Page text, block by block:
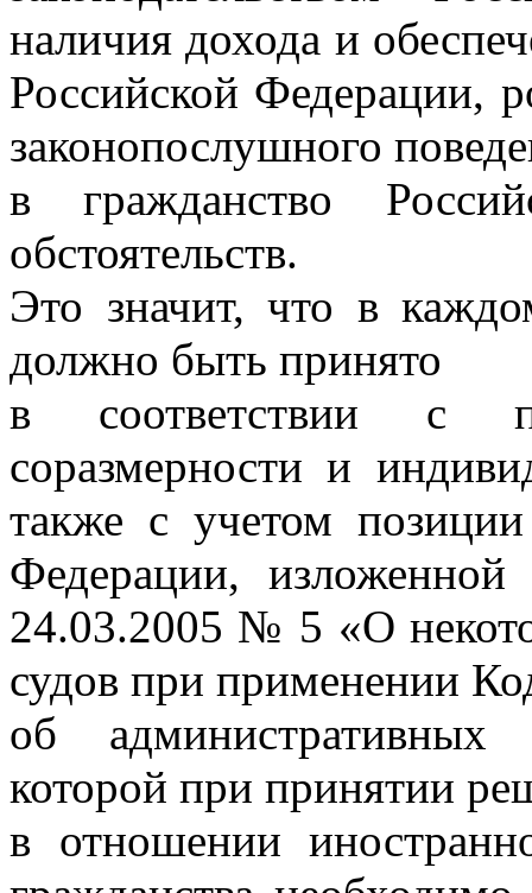
наличия дохода и
Российской Федерации,
законопослушного
в гражданство
обстоятельств.
Это значит, что в
должно быть принято
в соответствии с
соразмерности и
также с учетом
Федерации,
24.03.2005 № 5 «О
судов при применении
об административных
которой при принятии
в отношении